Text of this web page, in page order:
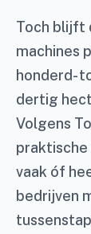
Toch blijft
machines
honderd-
dertig
Volgens
praktische
vaak óf
bedrijven